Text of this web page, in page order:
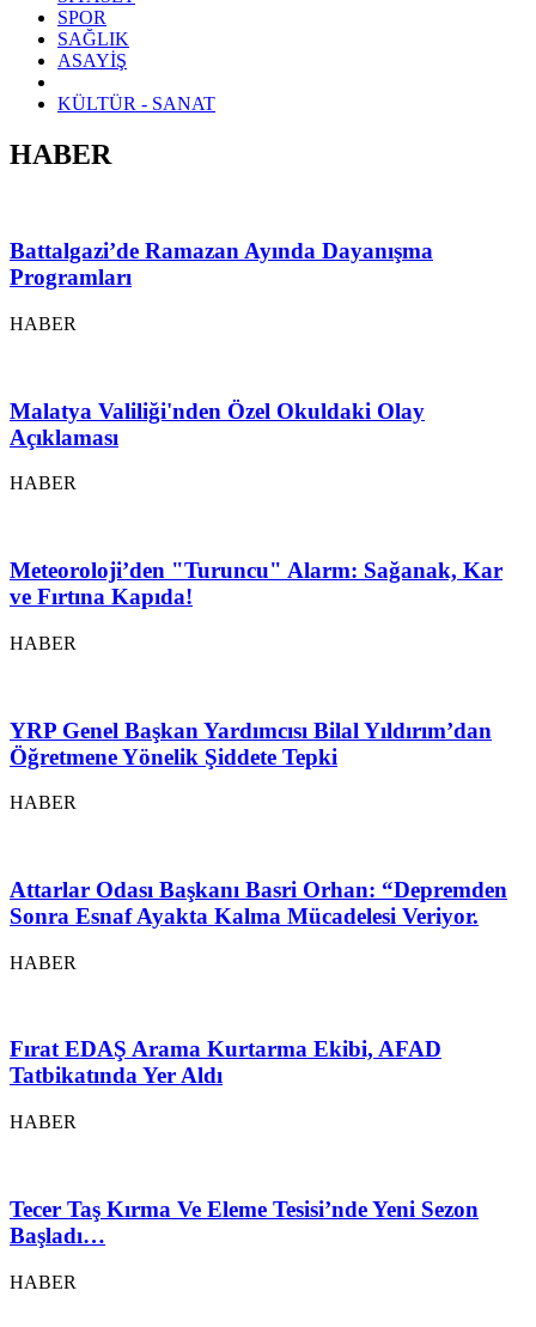
SPOR
SAĞLIK
ASAYİŞ
KÜLTÜR - SANAT
HABER
Battalgazi’de Ramazan Ayında Dayanışma
Programları
HABER
Malatya Valiliği'nden Özel Okuldaki Olay
Açıklaması
HABER
Meteoroloji’den "Turuncu" Alarm: Sağanak, Kar
ve Fırtına Kapıda!
HABER
YRP Genel Başkan Yardımcısı Bilal Yıldırım’dan
Öğretmene Yönelik Şiddete Tepki
HABER
Attarlar Odası Başkanı Basri Orhan: “Depremden
Sonra Esnaf Ayakta Kalma Mücadelesi Veriyor.
HABER
Fırat EDAŞ Arama Kurtarma Ekibi, AFAD
Tatbikatında Yer Aldı
HABER
Tecer Taş Kırma Ve Eleme Tesisi’nde Yeni Sezon
Başladı…
HABER